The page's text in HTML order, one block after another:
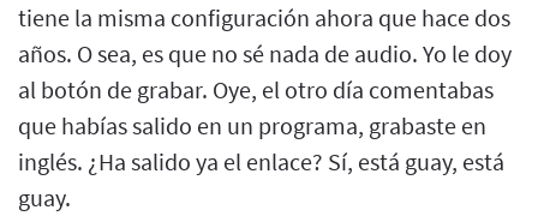
tiene la misma configuración ahora que hace dos
años. O sea, es que no sé nada de audio. Yo le doy
al botón de grabar. Oye, el otro día comentabas
que habías salido en un programa, grabaste en
inglés. ¿Ha salido ya el enlace? Sí, está guay, está
guay.